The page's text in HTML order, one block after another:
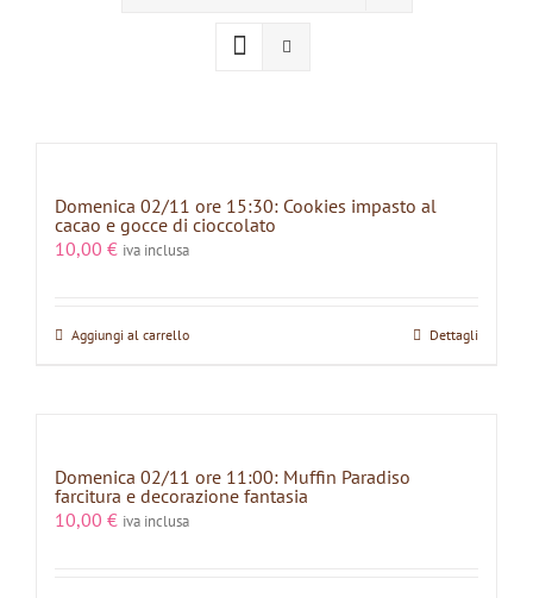
Domenica 02/11 ore 15:30: Cookies impasto al
cacao e gocce di cioccolato
10,00 € iva inclusa
Aggiungi al carrello Dettagli
Domenica 02/11 ore 11:00: Muffin Paradiso
farcitura e decorazione fantasia
10,00 € iva inclusa